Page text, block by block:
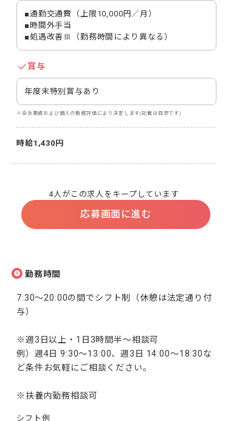
■通勤交通費（上限10,000円／月）
■時間外手当
■処遇改善Ⅲ（勤務時間により異なる）
賞与
年度末特別賞与あり
※会社業績および個人の勤務評価により決定します(記載は目安です)
時給1,430円
4人がこの求人をキープしています
応募画面に進む
勤務時間
7:30～20:00の間でシフト制（休憩は法定通り付
与）
※週3日以上・1日3時間半～相談可
例）週4日 9:30～13:00、週3日 14:00～18:30な
ど条件お気軽にご相談ください。
※扶養内勤務相談可
シフト例